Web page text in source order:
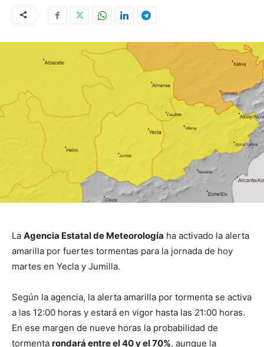
La Agencia Estatal de Meteorología ha activado la alerta
amarilla por fuertes tormentas para la jornada de hoy
martes en Yecla y Jumilla.
Según la agencia, la alerta amarilla por tormenta se activa
a las 12:00 horas y estará en vigor hasta las 21:00 horas.
En ese margen de nueve horas la probabilidad de
tormenta rondará entre el 40 y el 70%, aunque la